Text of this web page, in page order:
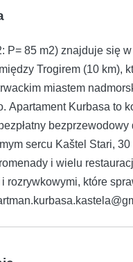
P= 85 m2) znajduje się
Trogirem (10 km),
miastem
Apartament Kurbasa to
sercu Kaštel Stari,
i wielu
rozrywkowymi, które